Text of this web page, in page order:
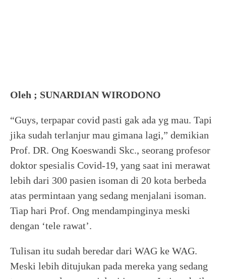
Oleh ; SUNARDIAN WIRODONO
“Guys, terpapar covid pasti gak ada yg mau. Tapi
jika sudah terlanjur mau gimana lagi,” demikian
Prof. DR. Ong Koeswandi Skc., seorang profesor
doktor spesialis Covid-19, yang saat ini merawat
lebih dari 300 pasien isoman di 20 kota berbeda
atas permintaan yang sedang menjalani isoman.
Tiap hari Prof. Ong mendampinginya meski
dengan ‘tele rawat’.
Tulisan itu sudah beredar dari WAG ke WAG.
Meski lebih ditujukan pada mereka yang sedang